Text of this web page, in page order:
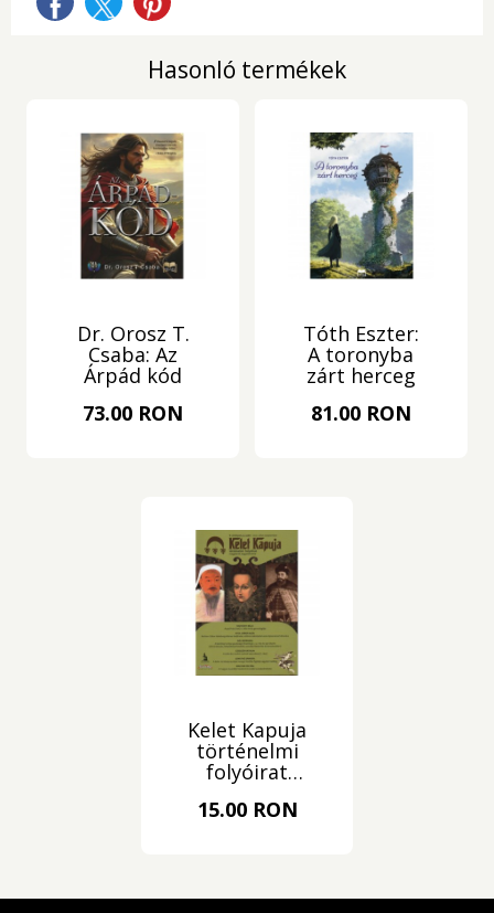
Hasonló termékek
Dr. Orosz T.
Csaba: Az
Árpád kód
73.00 RON
Tóth Eszter:
A toronyba
zárt herceg
81.00 RON
Kelet Kapuja
történelmi
folyóirat
2021/3.
15.00 RON